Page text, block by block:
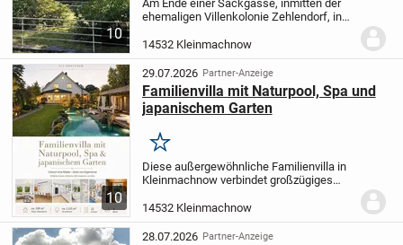
10
Am Ende einer Sackgasse, inmitten der
ehemaligen Villenkolonie Zehlendorf, in
liegt diese zeitgenössische Immobilie aus
der historischen Bauhausära.1934 vom...
14532 Kleinmachnow
10
29.07.2026 Partner-Anzeige
Familienvilla mit Naturpool, Spa und
japanischem Garten
Merken
Diese außergewöhnliche Familienvilla in
Kleinmachnow verbindet großzügiges
Privatsphäre und die unmittelbare Nähe
zu Berlin. Auf einem ca. 1.131 m² großen,
sonnigen...
14532 Kleinmachnow
28.07.2026 Partner-Anzeige